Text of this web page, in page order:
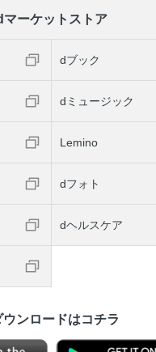
マーケットストア
dブック
dミュージック
Lemino
dフォト
dヘルスケア
ンロードはコチラ